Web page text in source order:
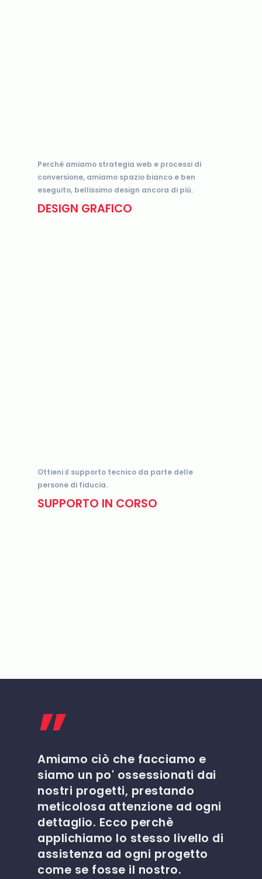
Perché amiamo strategia web e processi di
conversione, amiamo spazio bianco e ben
eseguito, bellissimo design ancora di più.
DESIGN GRAFICO
Ottieni il supporto tecnico da parte delle
persone di fiducia.
SUPPORTO IN CORSO
”
Amiamo ciò che facciamo e
siamo un po' ossessionati dai
nostri progetti, prestando
meticolosa attenzione ad ogni
dettaglio. Ecco perchè
applichiamo lo stesso livello di
assistenza ad ogni progetto
come se fosse il nostro.